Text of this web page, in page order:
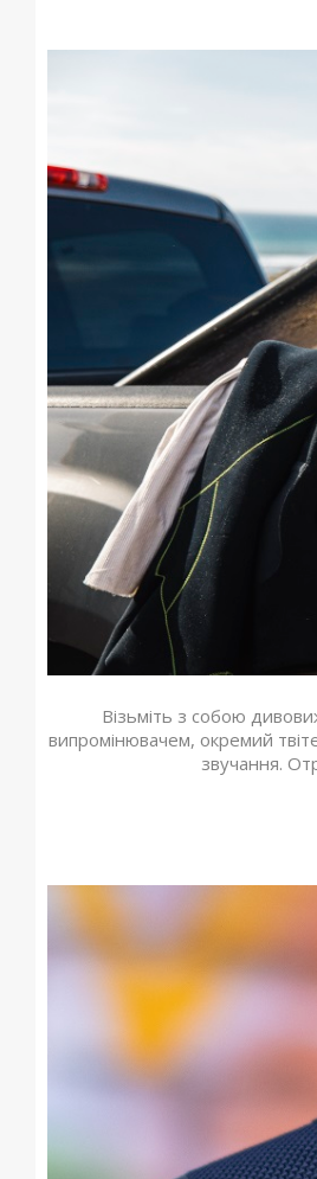
Візьміть з собою
випромінювачем, окремий
звучання.